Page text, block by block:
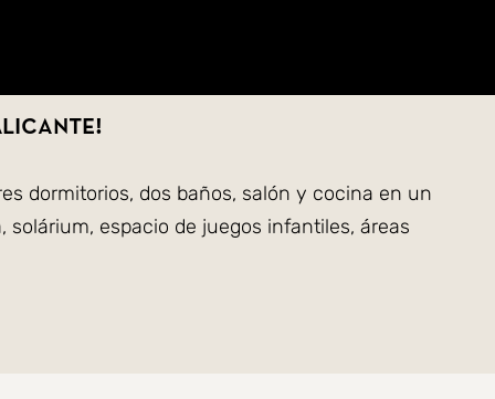
dormitorios, dos baños, salón y cocina en un
espacio de juegos infantiles, áreas